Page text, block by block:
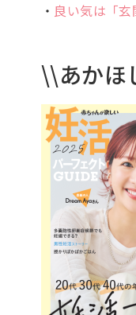
・ 良い気は「
\\あかほ